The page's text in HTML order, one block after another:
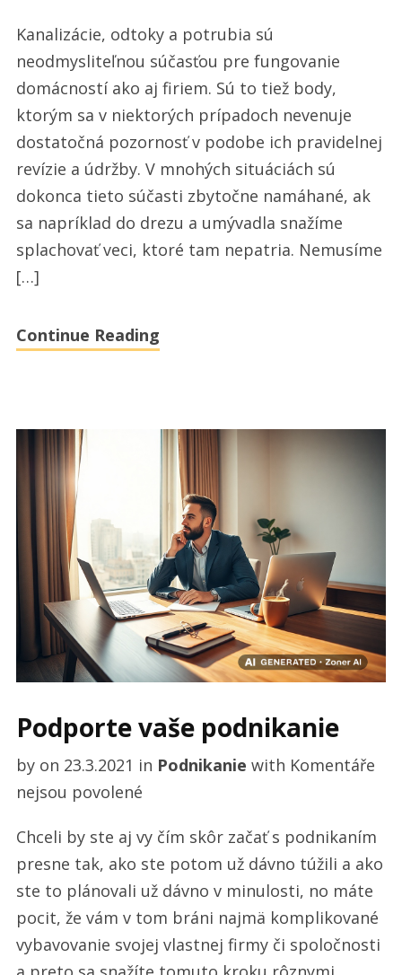
s
názvem
Krtkovanie:
Rýchla
pomoc
ako
aj
vhodná
prevencia
Kanalizácie, odtoky a potrubia sú
neodmysliteľnou súčasťou pre fungovanie
domácností ako aj firiem. Sú to tiež body,
ktorým sa v niektorých prípadoch nevenuje
dostatočná pozornosť v podobe ich pravidelnej
revízie a údržby. V mnohých situáciách sú
dokonca tieto súčasti zbytočne namáhané, ak
sa napríklad do drezu a umývadla snažíme
splachovať veci, ktoré tam nepatria. Nemusíme
[…]
Continue Reading
Podporte vaše podnikanie
by on 23.3.2021 in Podnikanie with Komentáře
nejsou povolenéu
s
názvem
Podporte
vaše
podnikanie
Chceli by ste aj vy čím skôr začať s podnikaním
presne tak, ako ste potom už dávno túžili a ako
ste to plánovali už dávno v minulosti, no máte
pocit, že vám v tom bráni najmä komplikované
vybavovanie svojej vlastnej firmy či spoločnosti